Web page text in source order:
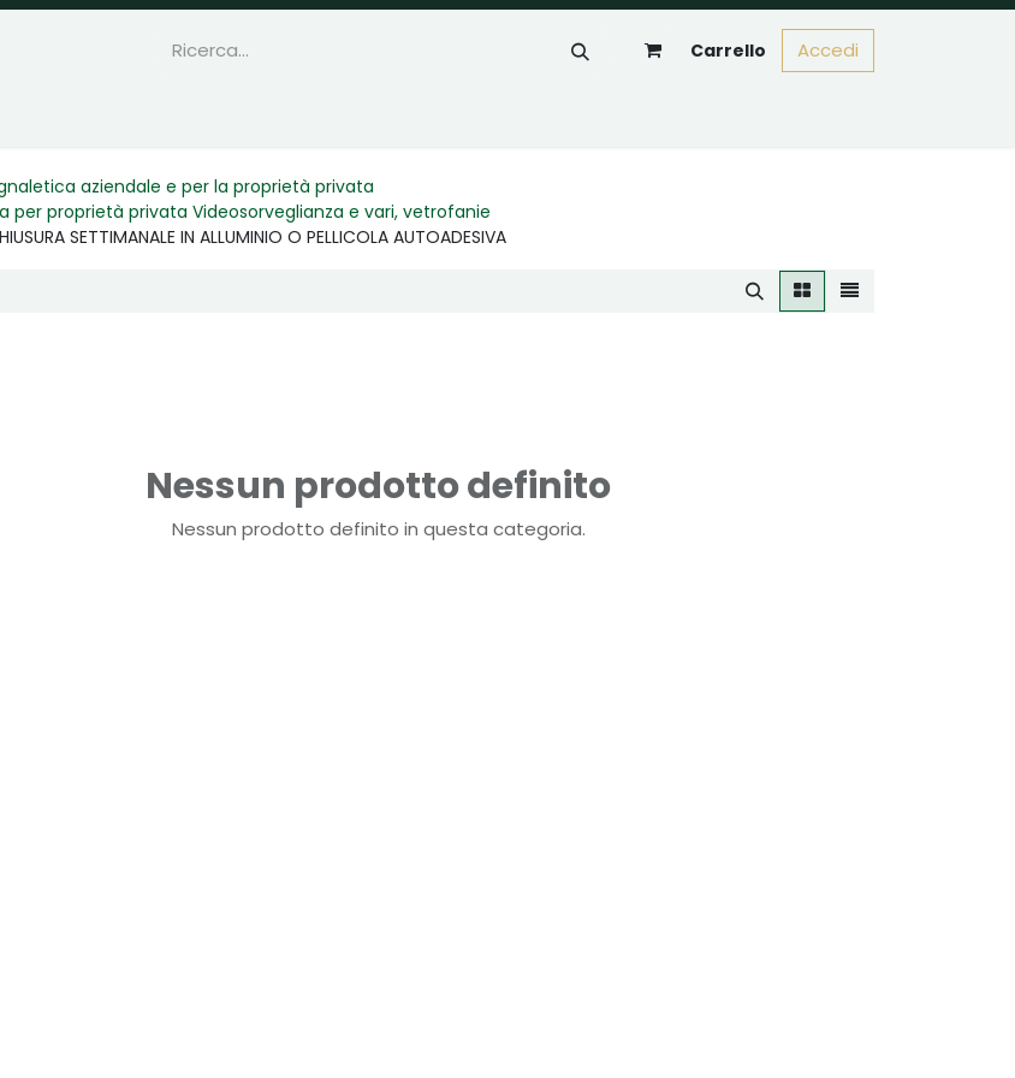
Carrello Accedi
aziendale e per la proprietà privata
per proprietà privata Videosorveglianza e vari, vetrofanie
SETTIMANALE IN ALLUMINIO O PELLICOLA AUTOADESIVA
Nessun prodotto definito
Nessun prodotto definito in questa categoria.